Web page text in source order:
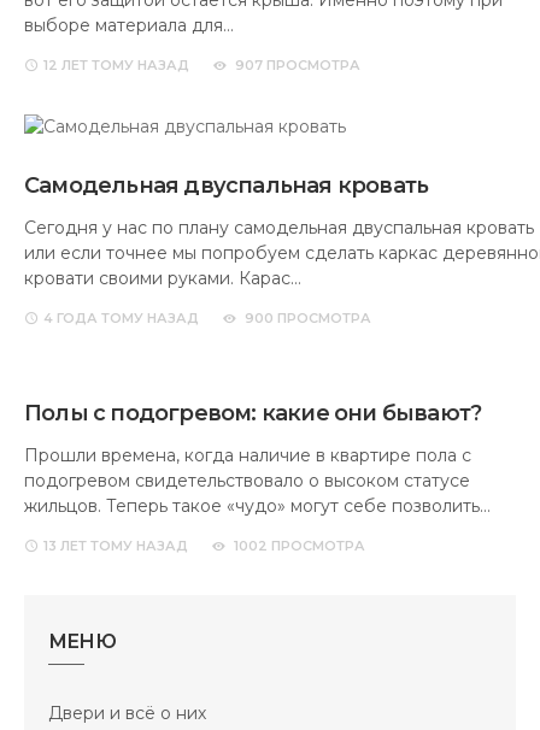
выборе материала для…
12 ЛЕТ ТОМУ НАЗАД 907 ПРОСМОТРА
Самодельная двуспальная кровать
Сегодня у нас по плану самодельная двуспальная кровать
или если точнее мы попробуем сделать каркас
кровати своими руками. Карас…
4 ГОДА ТОМУ НАЗАД 900 ПРОСМОТРА
Полы с подогревом: какие они бывают?
Прошли времена, когда наличие в квартире пола с
подогревом свидетельствовало о высоком статусе
жильцов. Теперь такое «чудо» могут себе позволить…
13 ЛЕТ ТОМУ НАЗАД 1002 ПРОСМОТРА
МЕНЮ
Двери и всё о них